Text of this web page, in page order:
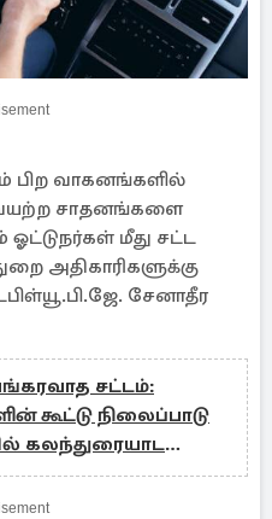
பிற வாகனங்களில்
சாதனங்களை
மீது சட்ட
அதிகாரிகளுக்கு
சேனாதீர
சட்டம்:
கூட்டு நிலைப்பாடு
கலந்துரையாட